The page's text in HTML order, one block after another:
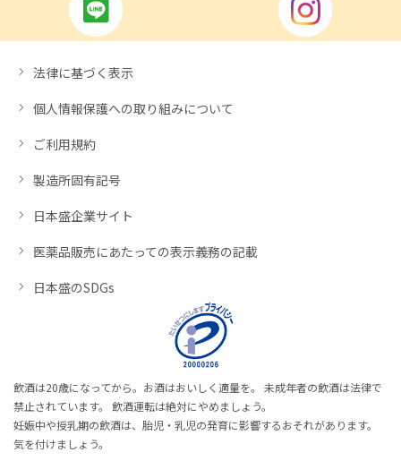
法律に基づく表示
個人情報保護への取り組みについて
ご利用規約
製造所固有記号
日本盛企業サイト
医薬品販売にあたっての表示義務の記載
日本盛のSDGs
飲酒は20歳になってから。お酒はおいしく適量を。 未成年者の飲酒は法律で
禁止されています。 飲酒運転は絶対にやめましょう。
妊娠中や授乳期の飲酒は、胎児・乳児の発育に影響するおそれがあります。
気を付けましょう。